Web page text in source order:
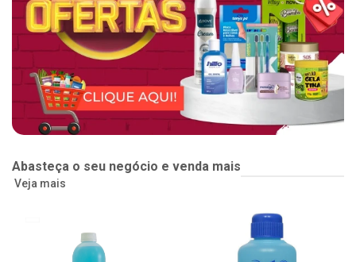
Abasteça o seu negócio e venda mais
Veja mais